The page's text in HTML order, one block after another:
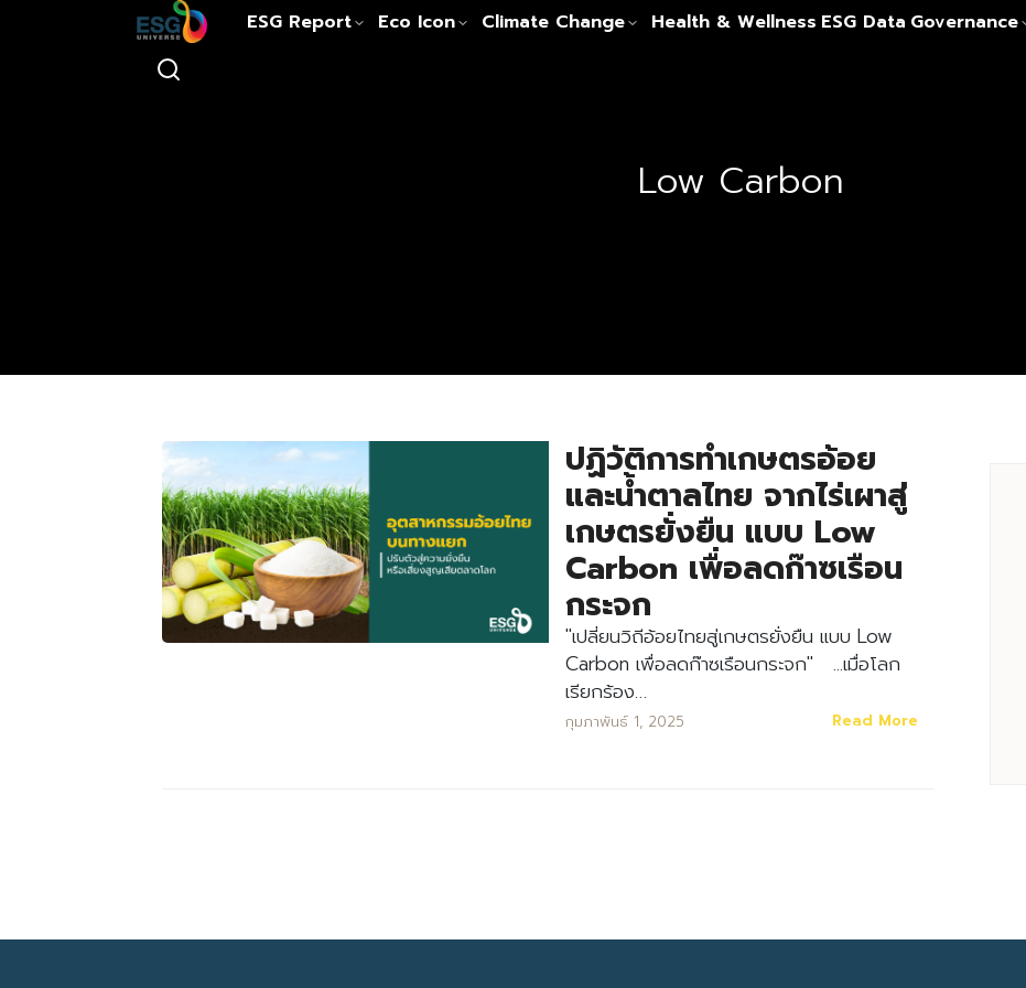
ESG Report Eco Icon Climate Change Health & Wellness ESG Data Governance
Search
for:
Low Carbon
ปฏิวัติการทำเกษตรอ้อย
และน้ำตาลไทย จากไร่เผาสู่
เกษตรยั่งยืน แบบ Low
Carbon เพื่อลดก๊าซเรือน
กระจก
"เปลี่ยนวิถีอ้อยไทยสู่เกษตรยั่งยืน แบบ Low
Carbon เพื่อลดก๊าซเรือนกระจก" ...เมื่อโลก
เรียกร้อง…
กุมภาพันธ์ 1, 2025 Read More